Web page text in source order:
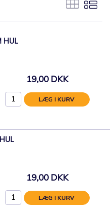
HUL
19,00 DKK
LÆG I KURV
19,00 DKK
LÆG I KURV